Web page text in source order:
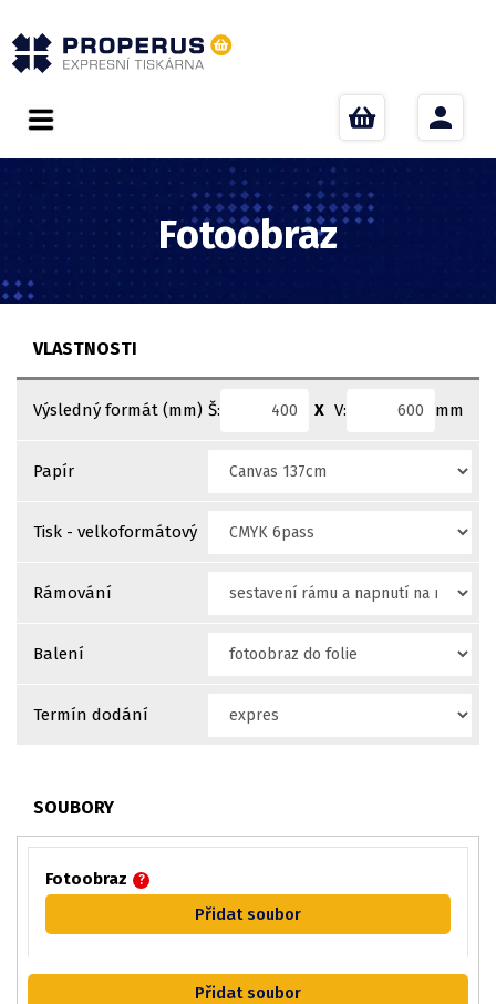
Fotoobraz
VLASTNOSTI
Výsledný formát (mm) Š: X V: mm
Papír
Tisk - velkoformátový
Rámování
Balení
Termín dodání
SOUBORY
Fotoobraz ?
Přidat soubor
Přidat soubor